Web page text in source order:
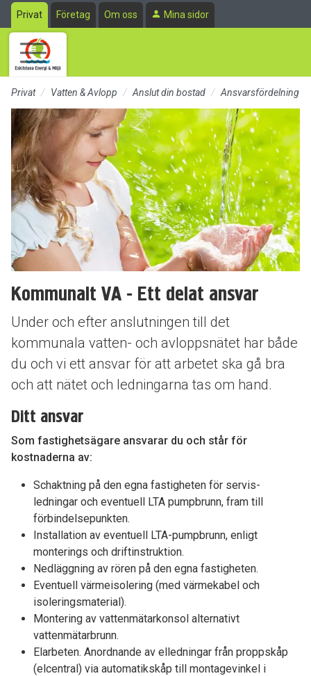
Till sidans huvudinnehåll
Privat Företag Om oss Mina sidor
Privat Vatten & Avlopp Anslut din bostad Ansvarsfördelning
Kommunalt VA - Ett delat ansvar
Under och efter anslutningen till det
kommunala vatten- och avloppsnätet har både
du och vi ett ansvar för att arbetet ska gå bra
och att nätet och ledningarna tas om hand.
Ditt ansvar
Som fastighetsägare ansvarar du och står för
kostnaderna av:
Schaktning på den egna fastigheten för servis­
ledningar och eventuell LTA­ pumpbrunn, fram till
förbindelsepunkten.
Installation av eventuell LTA-­pumpbrunn, enligt
monterings­ och driftinstruktion.
Nedläggning av rören på den egna fastigheten.
Eventuell värmeisolering (med värmekabel och
isoleringsmaterial).
Montering av vattenmätarkonsol alternativt
vattenmätar­brunn.
El­arbeten. Anordnande av el­ledningar från proppskåp
(el­central) via automatikskåp till montagevinkel i